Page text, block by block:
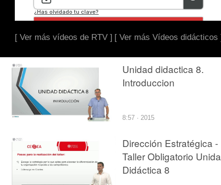
[ Ver más vídeos de RTV ] [ Ver más Vídeos didácticos
Unidad didactica 8.
Introduccion
8:57 · 2015
Dirección Estratégica -
Taller Obligatorio
Didáctica 8